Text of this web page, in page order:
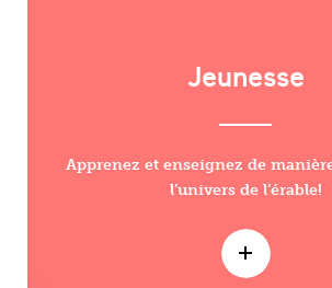
Jeunesse
Apprenez et enseignez de
l’univers de l’érable!